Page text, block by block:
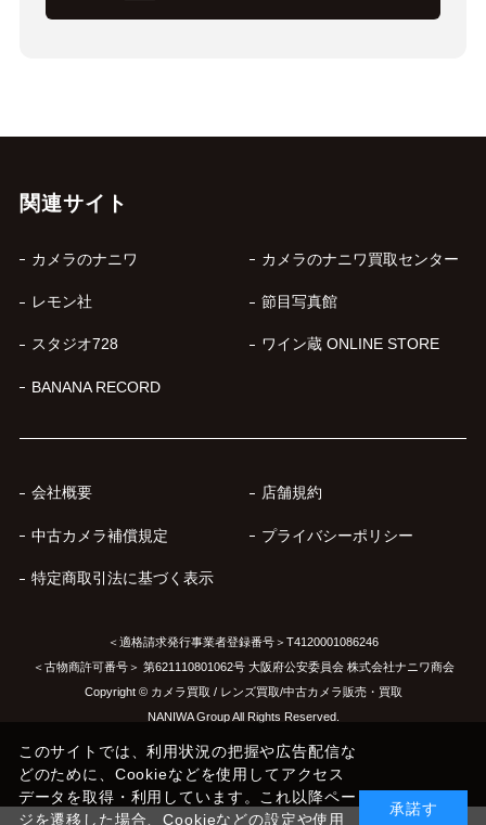
関連サイト
カメラのナニワ カメラのナニワ買取センター
レモン社 節目写真館
スタジオ728 ワイン蔵 ONLINE STORE
BANANA RECORD
会社概要 店舗規約
中古カメラ補償規定 プライバシーポリシー
特定商取引法に基づく表示
＜適格請求発行事業者登録番号＞T4120001086246
＜古物商許可番号＞ 第621110801062号 大阪府公安委員会 株式会社ナニワ商会
Copyright © カメラ買取 / レンズ買取/中古カメラ販売・買取
NANIWA Group All Rights Reserved.
このサイトでは、利用状況の把握や広告配信な
どのために、Cookieなどを使用してアクセス
データを取得・利用しています。これ以降ペー
ジを遷移した場合、Cookieなどの設定や使用
承諾す